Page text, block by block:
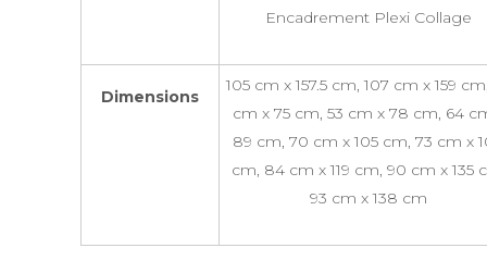
Encadrement Plexi Collage
Dimensions
105 cm x 157.5 cm, 107 cm x 159
cm x 75 cm, 53 cm x 78 cm, 64
89 cm, 70 cm x 105 cm, 73 cm x
cm, 84 cm x 119 cm, 90 cm x 135
93 cm x 138 cm